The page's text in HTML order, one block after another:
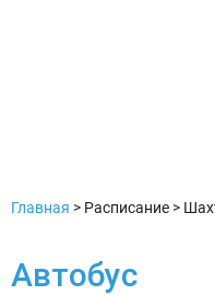
Главная > Расписание >
Автобус